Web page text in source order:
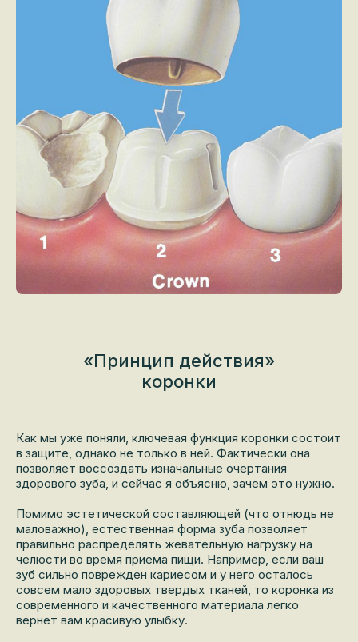
«Принцип действия»
коронки
Как мы уже поняли, ключевая функция коронки состоит
в защите, однако не только в ней. Фактически она
позволяет воссоздать изначальные очертания
здорового зуба, и сейчас я объясню, зачем это нужно.
Помимо эстетической составляющей (что отнюдь не
маловажно), естественная форма зуба позволяет
правильно распределять жевательную нагрузку на
челюсти во время приема пищи. Например, если ваш
зуб сильно поврежден кариесом и у него осталось
совсем мало здоровых твердых тканей, то коронка из
современного и качественного материала легко
вернет вам красивую улыбку.